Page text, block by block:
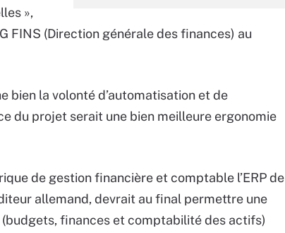
»,
FINS (Direction générale des finances) au
bien la volonté d’automatisation et de
du projet serait une bien meilleure ergonomie
de gestion financière et comptable l’ERP de
allemand, devrait au final permettre une
(budgets, finances et comptabilité des actifs)